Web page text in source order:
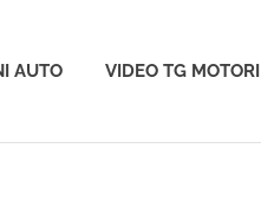
AUTO VIDEO TG MOTORI